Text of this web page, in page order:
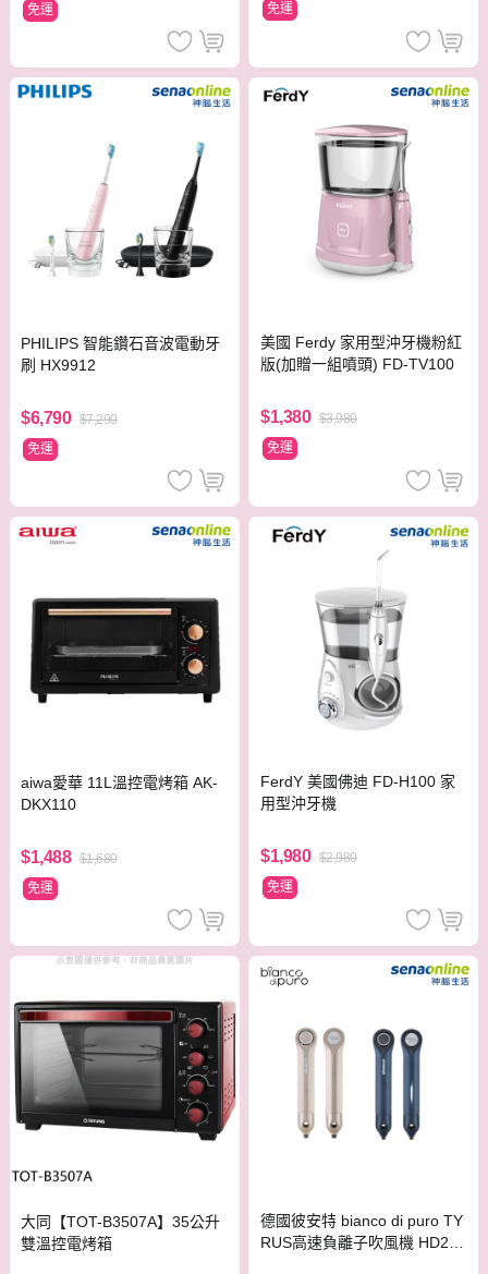
免運 免運
PHILIPS 智能鑽石音波電動牙
刷 HX9912
$6,790 $7,290
免運
美國 Ferdy 家用型沖牙機粉紅
版(加贈一組噴頭) FD-TV100
$1,380 $3,980
免運
aiwa愛華 11L溫控電烤箱 AK-
DKX110
$1,488 $1,680
免運
FerdY 美國佛迪 FD-H100 家
用型沖牙機
$1,980 $2,980
免運
大同【TOT-B3507A】35公升
雙溫控電烤箱
德國彼安特 bianco di puro TY
RUS高速負離子吹風機 HD200